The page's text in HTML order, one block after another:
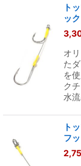
ト
ッ
オ
た
を
ク
水
ト
フ